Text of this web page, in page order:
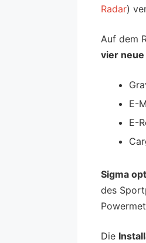
Radar)
Auf dem
vier
E-
E-
Sigma
des
Die